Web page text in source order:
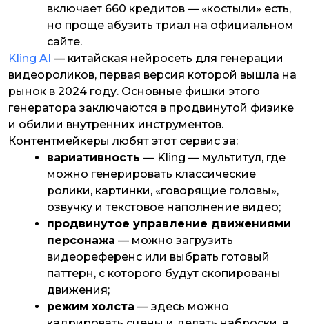
включает 660 кредитов — «костыли» есть,
но проще абузить триал на официальном
сайте.
Kling AI — китайская нейросеть для генерации
видеороликов, первая версия которой вышла на
рынок в 2024 году. Основные фишки этого
генератора заключаются в продвинутой физике
и обилии внутренних инструментов.
Контентмейкеры любят этот сервис за:
вариативность — Kling — мультитул, где
можно генерировать классические
ролики, картинки, «говорящие головы»,
озвучку и текстовое наполнение видео;
продвинутое управление движениями
персонажа — можно загрузить
видеореференс или выбрать готовый
паттерн, с которого будут скопированы
движения;
режим холста — здесь можно